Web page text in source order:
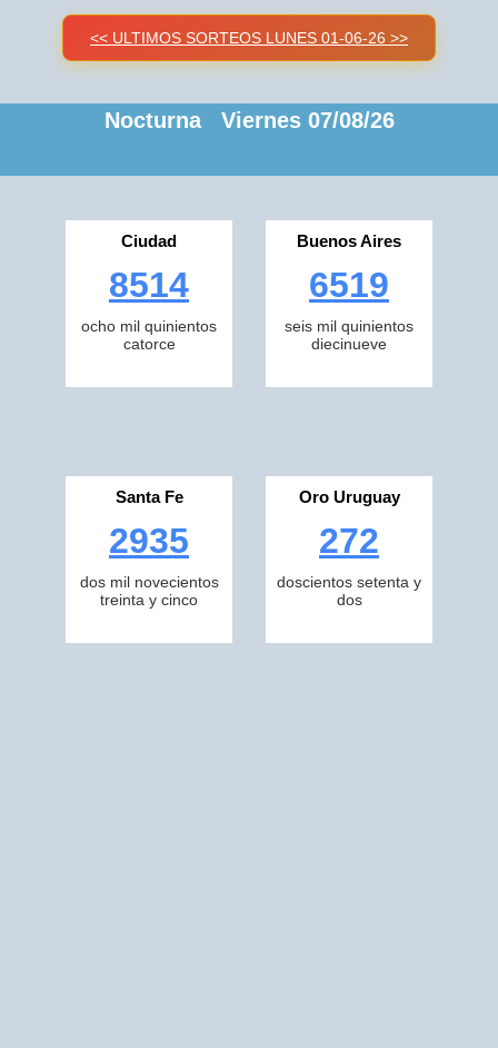
<< ULTIMOS SORTEOS LUNES 01-06-26 >>
Nocturna Viernes 07/08/26
Ciudad
8514
ocho mil quinientos
catorce
Buenos Aires
6519
seis mil quinientos
diecinueve
Santa Fe
2935
dos mil novecientos
treinta y cinco
Oro Uruguay
272
doscientos setenta y
dos